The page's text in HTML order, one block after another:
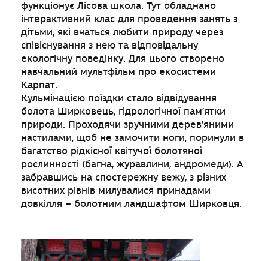
функціонує Лісова школа. Тут обладнано
інтерактивний клас для проведення занять з
дітьми, які вчаться любити природу через
співіснування з нею та відповідальну
екологічну поведінку. Для цього створено
навчальний мультфільм про екосистеми
Карпат.
Кульмінацією поїздки стало відвідування
болота Ширковець, гідрологічної пам’ятки
природи. Проходячи зручними дерев’яними
настилами, щоб не замочити ноги, поринули в
багатство рідкісної квітучої болотяної
рослинності (багна, журавлини, андромеди). А
забравшись на спостережну вежу, з різних
висотних рівнів милувалися принадами
довкілля – болотним ландшафтом Ширковця.